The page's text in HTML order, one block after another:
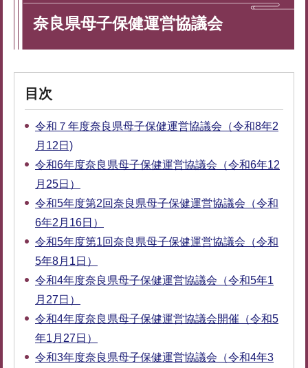
奈良県母子保健運営協議会
目次
令和７年度奈良県母子保健運営協議会（令和8年2
月12日)
令和6年度奈良県母子保健運営協議会（令和6年12
月25日）
令和5年度第2回奈良県母子保健運営協議会（令和
6年2月16日）
令和5年度第1回奈良県母子保健運営協議会（令和
5年8月1日）
令和4年度奈良県母子保健運営協議会（令和5年1
月27日）
令和4年度奈良県母子保健運営協議会開催（令和5
年1月27日）
令和3年度奈良県母子保健運営協議会（令和4年3